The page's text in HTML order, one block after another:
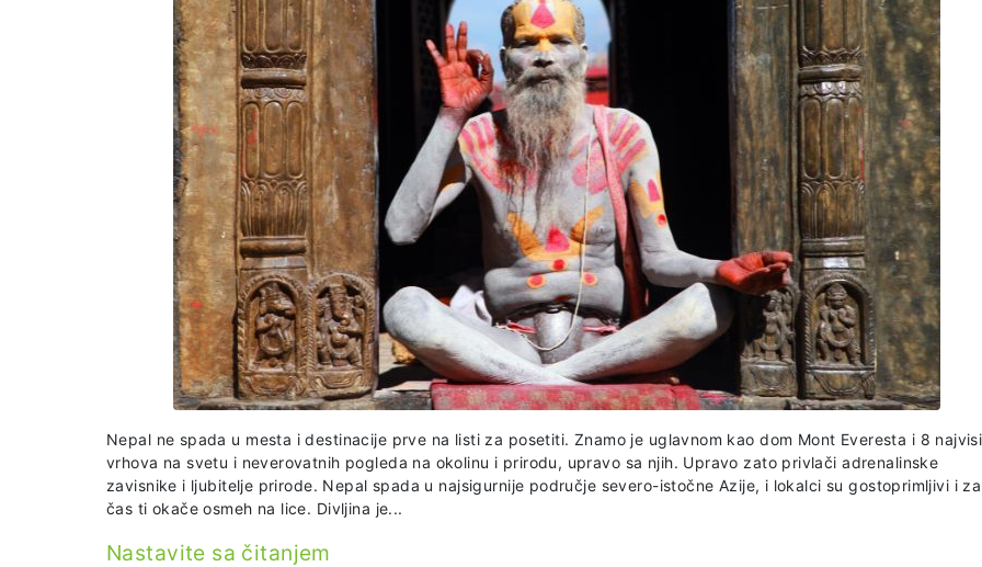
Nepal ne spada u mesta i destinacije prve na listi za posetiti. Znamo je uglavnom kao dom Mont Everesta i 8
vrhova na svetu i neverovatnih pogleda na okolinu i prirodu, upravo sa njih. Upravo zato privlači adrenalinske
zavisnike i ljubitelje prirode. Nepal spada u najsigurnije područje severo-istočne Azije, i lokalci su gostoprimljivi i za
čas ti okače osmeh na lice. Divljina je...
Nastavite sa čitanjem